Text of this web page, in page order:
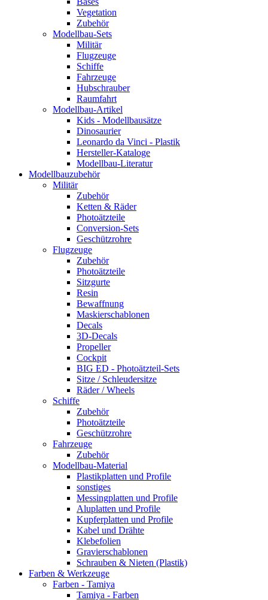
Vegetation
Zubehör
Modellbau-Sets
Militär
Flugzeuge
Schiffe
Fahrzeuge
Hubschrauber
Raumfahrt
Modellbau-Artikel
Kids - Modellbausätze
Dinosaurier
Leonardo da Vinci - Plastik
Hersteller-Kataloge
Modellbau-Literatur
Modellbauzubehör
Militär
Zubehör
Ketten & Räder
Photoätzteile
Conversion-Sets
Geschützrohre
Flugzeuge
Zubehör
Photoätzteile
Sitzgurte
Resin
Bewaffnung
Maskierschablonen
Decals
3D-Decals
Propeller
Cockpit
BIG ED - Photoätzteil-Sets
Sitze / Schleudersitze
Räder / Wheels
Schiffe
Zubehör
Photoätzteile
Geschützrohre
Fahrzeuge
Zubehör
Modellbau-Material
Plastikplatten und Profile
sonstiges
Messingplatten und Profile
Aluplatten und Profile
Kupferplatten und Profile
Kabel und Drähte
Klebefolien
Gravierschablonen
Schrauben & Nieten (Plastik)
Farben & Werkzeuge
Farben - Tamiya
Tamiya - Farben